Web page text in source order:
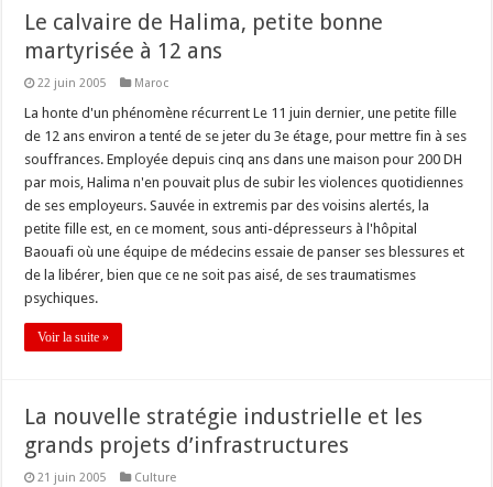
Le calvaire de Halima, petite bonne
martyrisée à 12 ans
22 juin 2005 Maroc
La honte d'un phénomène récurrent Le 11 juin dernier, une petite fille
de 12 ans environ a tenté de se jeter du 3e étage, pour mettre fin à ses
souffrances. Employée depuis cinq ans dans une maison pour 200 DH
par mois, Halima n'en pouvait plus de subir les violences quotidiennes
de ses employeurs. Sauvée in extremis par des voisins alertés, la
petite fille est, en ce moment, sous anti-dépresseurs à l'hôpital
Baouafi où une équipe de médecins essaie de panser ses blessures et
de la libérer, bien que ce ne soit pas aisé, de ses traumatismes
psychiques.
Voir la suite »
La nouvelle stratégie industrielle et les
grands projets d’infrastructures
21 juin 2005 Culture